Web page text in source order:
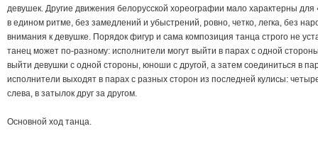
девушек. Другие движения белорусской хореографии мало характерны
в едином ритме, без замедлений и убыстрений, ровно, четко, легка, без
внимания к девушке. Порядок фигур и сама композиция танца строго не
танец может по-разному: исполнители могут выйти в парах с одной
выйти девушки с одной стороны, юноши с другой, а затем соединиться в
исполнители выходят в парах с разных сторон из последней кулисы:
слева, в затылок друг за другом.
Основной ход танца.